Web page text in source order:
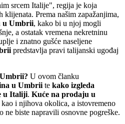
srcem Italije", regija je koja
Prema našim zapažanjima,
u Umbrii, kako bi u njoj mogli
a ostatak vremena nekretninu
i znatno gušće naseljene
predstavlja pravi talijanski ugođaj
U ovom članku
u Umbrii te kako izgleda
u Italiji. Kuće na prodaju u
kao i njihova okolica, a istovremeno
biste napravili osnovne pogreške.